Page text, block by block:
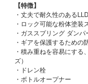
【特徴】
・丈夫で耐久性のある
・ロック可能な粉体塗装
・ガススプリング ダン
・ギアを保護するための
・積み重ねを容易にする
ズ）
・ドレン栓
・ボトルオープナー